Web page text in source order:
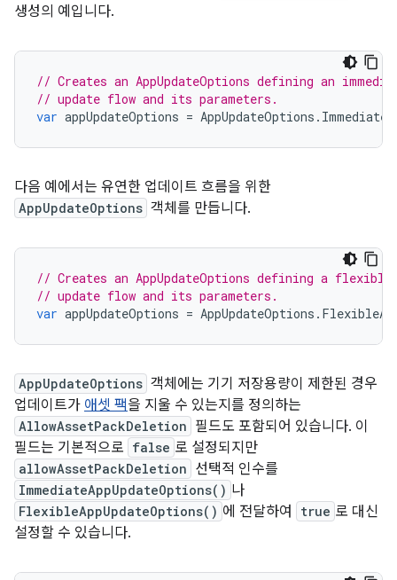
생성의 예입니다.
// Creates an AppUpdateOptions defining an
// update flow and its parameters.
var appUpdateOptions = AppUpdateOptions .
다음 예에서는 유연한 업데이트 흐름을 위한
AppUpdateOptions 객체를 만듭니다.
// Creates an AppUpdateOptions defining a flexible
// update flow and its parameters.
var appUpdateOptions = AppUpdateOptions .
AppUpdateOptions 객체에는 기기 저장용량이 제한된 경우
업데이트가 애셋 팩을 지울 수 있는지를 정의하는
AllowAssetPackDeletion 필드도 포함되어 있습니다. 이
필드는 기본적으로 false 로 설정되지만
allowAssetPackDeletion 선택적 인수를
ImmediateAppUpdateOptions() 나
FlexibleAppUpdateOptions() 에 전달하여 true 로 대신
설정할 수 있습니다.